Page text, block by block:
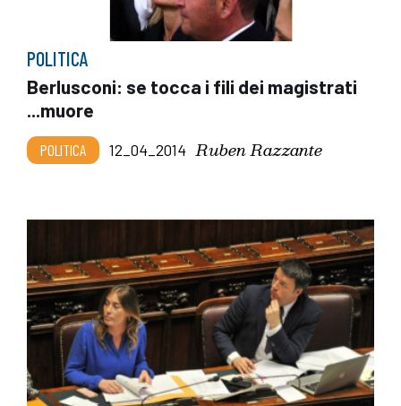
POLITICA
Berlusconi: se tocca i fili dei magistrati
...muore
POLITICA 12_04_2014 Ruben Razzante